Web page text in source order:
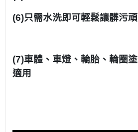
(6)只需水洗即可輕鬆讓髒污
(7)車體、車燈、輪胎、輪圈
適用